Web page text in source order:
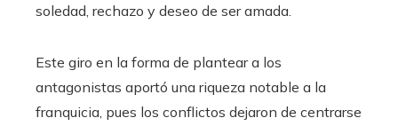
soledad, rechazo y deseo de ser amada.
Este giro en la forma de plantear a los
antagonistas aportó una riqueza notable a la
franquicia, pues los conflictos dejaron de centrarse